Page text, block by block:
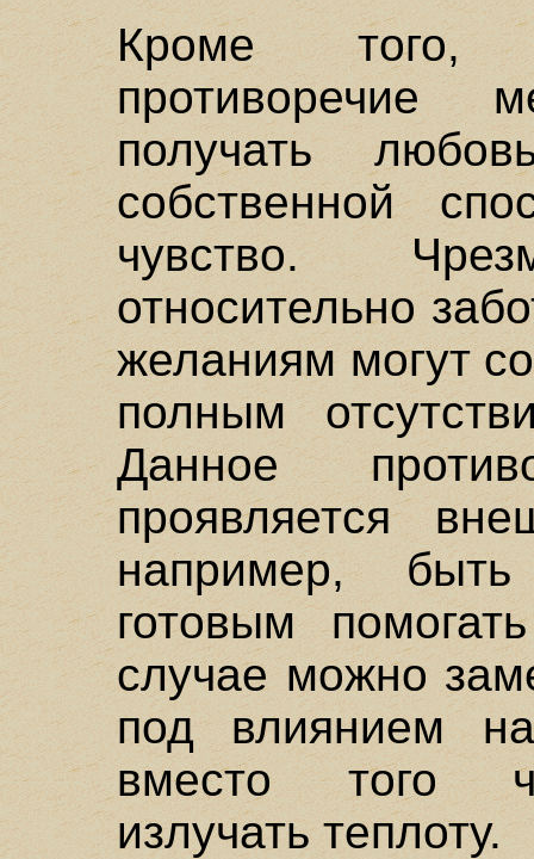
Кроме того,
противоречие
получать
собственной
чувство.
относительно
желаниям могут
полным
Данное
проявляется
например,
готовым
случае можно
под влиянием
вместо того
излучать теплоту.